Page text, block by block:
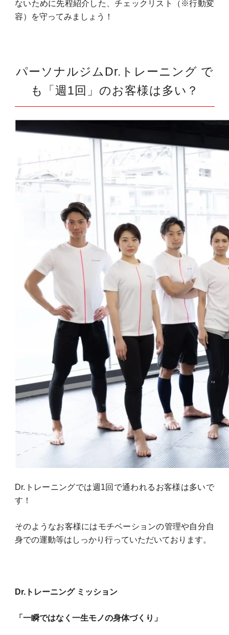
ないために先程紹介した、チェックリスト（※行動変
容）を守ってみましょう！
パーソナルジムDr.トレーニング で
も「週1回」のお客様は多い？
Dr.トレーニングでは週1回で通われるお客様は多いで
す！
そのようなお客様にはモチベーションの管理や自分自
身での運動等はしっかり行っていただいております。
Dr.トレーニング ミッション
「一瞬ではなく一生モノの身体づくり」